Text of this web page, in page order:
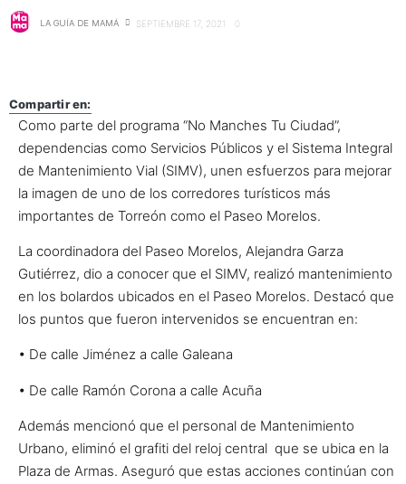
LA GUÍA DE MAMÁ SEPTIEMBRE 17, 2021 0
Compartir en:
Como parte del programa “No Manches Tu Ciudad”,
dependencias como Servicios Públicos y el Sistema Integral
de Mantenimiento Vial (SIMV), unen esfuerzos para mejorar
la imagen de uno de los corredores turísticos más
importantes de Torreón como el Paseo Morelos.
La coordinadora del Paseo Morelos, Alejandra Garza
Gutiérrez, dio a conocer que el SIMV, realizó mantenimiento
en los bolardos ubicados en el Paseo Morelos. Destacó que
los puntos que fueron intervenidos se encuentran en:
• De calle Jiménez a calle Galeana
• De calle Ramón Corona a calle Acuña
Además mencionó que el personal de Mantenimiento
Urbano, eliminó el grafiti del reloj central que se ubica en la
Plaza de Armas. Aseguró que estas acciones continúan con